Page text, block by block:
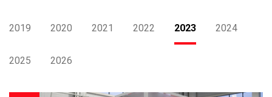
2019 2020 2021 2022 2023 2024
2025 2026